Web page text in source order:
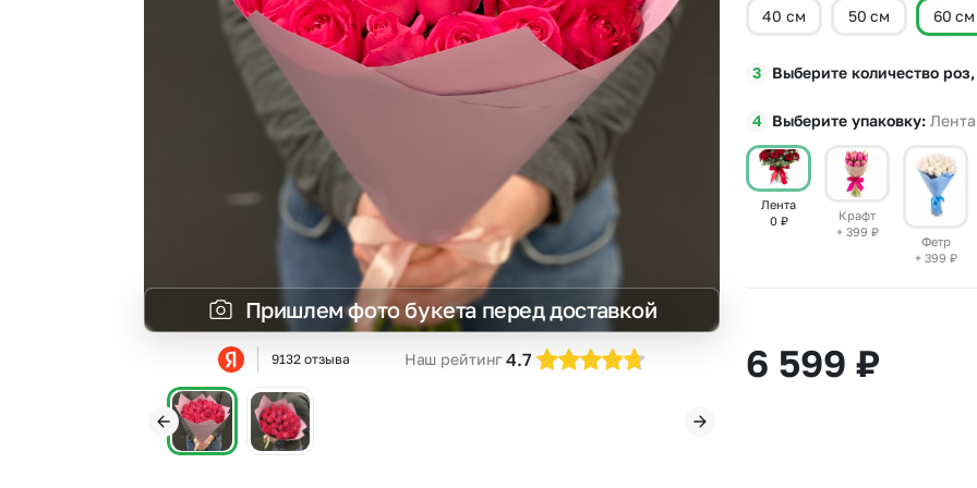
Гортензии
Эустома
Insta букеты
Все категории
Пришлем фото букета перед доставкой
9132 отзыва Наш рейтинг 4.7
40 см 50 см 60 см
Выберите количество
Выберите упаковку Лента
Лента
0 ₽
Крафт
+ 399 ₽
Фетр
+ 399 ₽
6 599 ₽